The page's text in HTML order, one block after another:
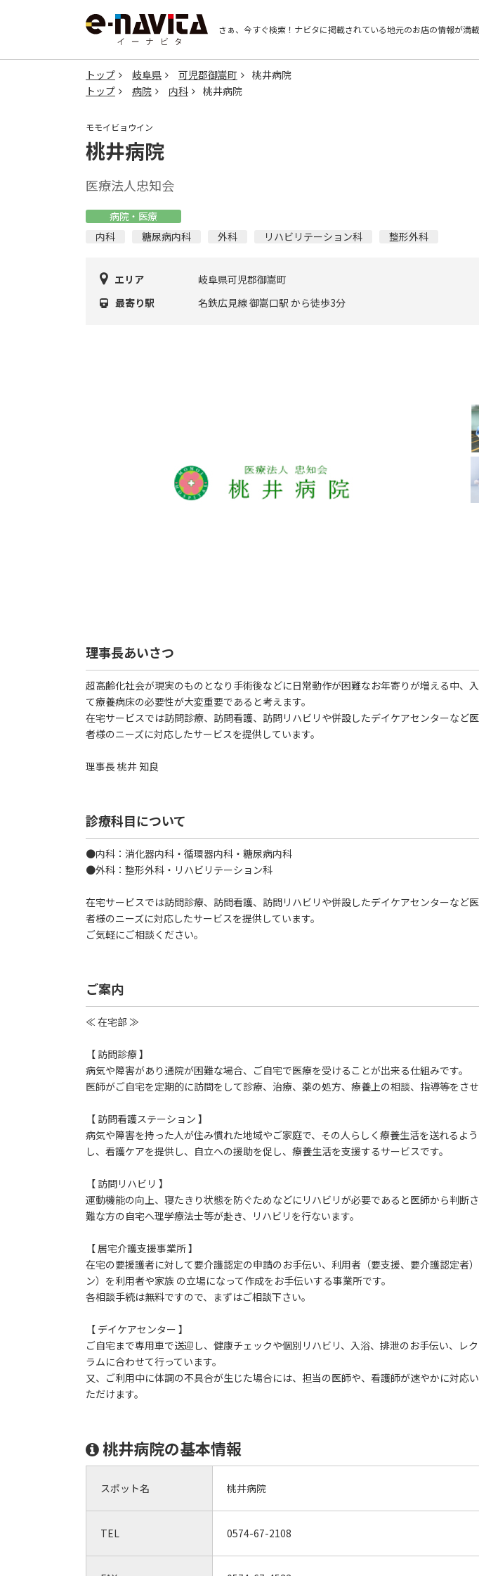
さぁ、今すぐ検索！ ナビタに掲載されている地元のお店の情報が満載
トップ 岐阜県 可児郡御嵩町
桃井病院
トップ
病院 内科 桃井病院
モモイビョウイン
桃井病院
医療法人忠知会
病院・医療
内科
糖尿病内科 外科 リハビリテーション科 整形外科
エリア
岐阜県可児郡御嵩町
最寄り駅
名鉄広見線 御嵩口駅 から徒歩3分
理事長あいさつ
超高齢化社会が現実のものとなり手術後などに日常動作が困難なお年寄りが増える中、
て療養病床の必要性が大変重要であると考えます。
在宅サービスでは訪問診療、訪問看護、訪問リハビリや併設したデイケアセンターなど
者様のニーズに対応したサービスを提供しています。
理事長 桃井 知良
診療科目について
●内科：消化器内科・循環器内科・糖尿病内科
●外科：整形外科・リハビリテーション科
在宅サービスでは訪問診療、訪問看護、訪問リハビリや併設したデイケアセンターなど
者様のニーズに対応したサービスを提供しています。
ご気軽にご相談ください。
ご案内
≪ 在宅部 ≫
【 訪問診療 】
病気や障害があり通院が困難な場合、ご自宅で医療を受けることが出来る仕組みです。
医師がご自宅を定期的に訪問をして診療、治療、薬の処方、療養上の相談、指導等をさせ
【 訪問看護ステーション 】
病気や障害を持った人が住み慣れた地域やご家庭で、その人らしく療養生活を送れるよ
し、看護ケアを提供し、自立への援助を促し、療養生活を支援するサービスです。
【 訪問リハビリ 】
運動機能の向上、寝たきり状態を防ぐためなどにリハビリが必要であると医師から判断
難な方の自宅へ理学療法士等が赴き、リハビリを行ないます。
【 居宅介護支援事業所 】
在宅の要援護者に対して要介護認定の申請のお手伝い、利用者（要支援、要介護認定者
ン）を利用者や家族 の立場になって作成をお手伝いする事業所です。
各相談手続は無料ですので、まずはご相談下さい。
【 デイケアセンター 】
ご自宅まで専用車で送迎し、健康チェックや個別リハビリ、入浴、排泄のお手伝い、レ
ラムに合わせて行っています。
又、ご利用中に体調の不具合が生じた場合には、担当の医師や、看護師が速やかに対応
ただけます。
桃井病院の基本情報
スポット名 桃井病院
TEL 0574-67-2108